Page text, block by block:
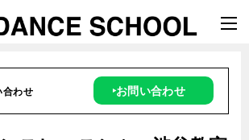
合わせ ‣お問い合わせ